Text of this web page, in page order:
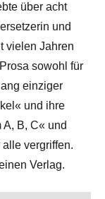
über acht
und
vielen Jahren
sowohl für
einziger
und ihre
B, C« und
vergriffen.
Verlag.